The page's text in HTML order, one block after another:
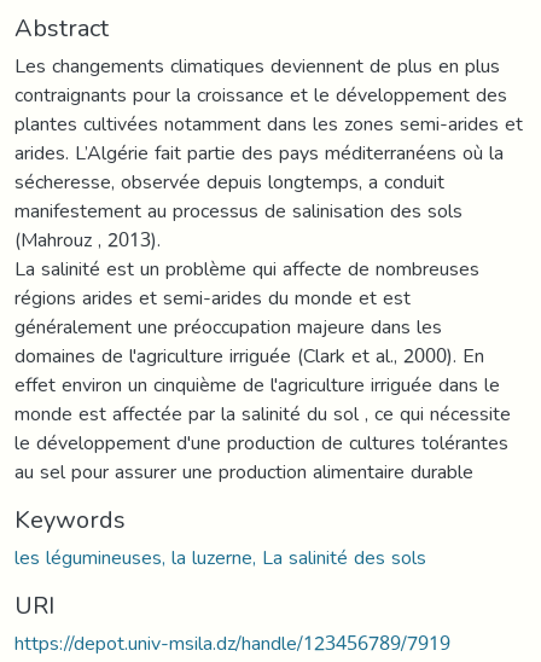
Abstract
Les changements climatiques deviennent de plus en plus
contraignants pour la croissance et le développement des
plantes cultivées notamment dans les zones semi-arides et
arides. L’Algérie fait partie des pays méditerranéens où la
sécheresse, observée depuis longtemps, a conduit
manifestement au processus de salinisation des sols
(Mahrouz , 2013).
La salinité est un problème qui affecte de nombreuses
régions arides et semi-arides du monde et est
généralement une préoccupation majeure dans les
domaines de l'agriculture irriguée (Clark et al., 2000). En
effet environ un cinquième de l'agriculture irriguée dans le
monde est affectée par la salinité du sol , ce qui nécessite
le développement d'une production de cultures tolérantes
au sel pour assurer une production alimentaire durable
Keywords
les légumineuses, la luzerne, La salinité des sols
URI
https://depot.univ-msila.dz/handle/123456789/7919